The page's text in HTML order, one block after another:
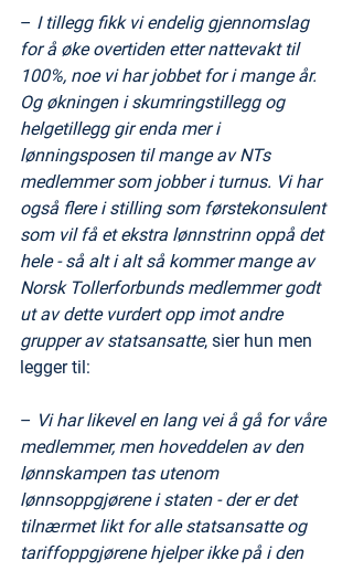
– I tillegg fikk vi endelig gjennomslag
for å øke overtiden etter nattevakt til
100%, noe vi har jobbet for i mange år.
Og økningen i skumringstillegg og
helgetillegg gir enda mer i
lønningsposen til mange av NTs
medlemmer som jobber i turnus. Vi har
også flere i stilling som førstekonsulent
som vil få et ekstra lønnstrinn oppå det
hele - så alt i alt så kommer mange av
Norsk Tollerforbunds medlemmer godt
ut av dette vurdert opp imot andre
grupper av statsansatte, sier hun men
legger til:
– Vi har likevel en lang vei å gå for våre
medlemmer, men hoveddelen av den
lønnskampen tas utenom
lønnsoppgjørene i staten - der er det
tilnærmet likt for alle statsansatte og
tariffoppgjørene hjelper ikke på i den